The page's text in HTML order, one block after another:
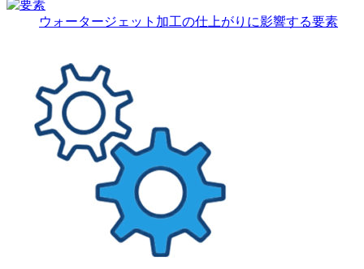
ウォータージェット加工の仕上がりに影響する要素